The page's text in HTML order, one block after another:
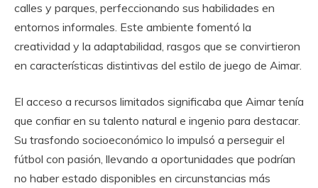
calles y parques, perfeccionando sus habilidades en
entornos informales. Este ambiente fomentó la
creatividad y la adaptabilidad, rasgos que se convirtieron
en características distintivas del estilo de juego de Aimar.
El acceso a recursos limitados significaba que Aimar tenía
que confiar en su talento natural e ingenio para destacar.
Su trasfondo socioeconómico lo impulsó a perseguir el
fútbol con pasión, llevando a oportunidades que podrían
no haber estado disponibles en circunstancias más